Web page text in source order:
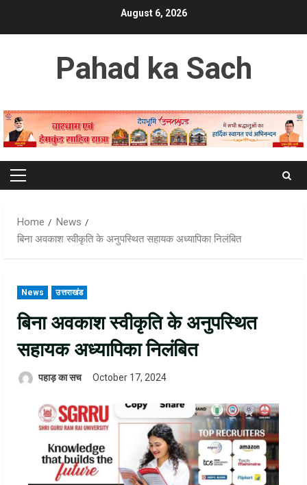
August 6, 2026
Pahad ka Sach
Primary
Home
News
बिना अवकाश स्वीकृति के अनुपस्थित सहायक अध्यापिका निलंबित
News उत्तराखंड
बिना अवकाश स्वीकृति के अनुपस्थित
सहायक अध्यापिका निलंबित
पहाड़ का सच October 17, 2024